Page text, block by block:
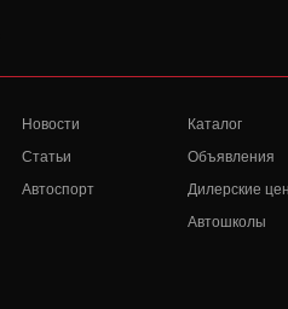
Новости
Статьи
Автоспорт
Каталог
Объявления
Дилерские
Автошколы